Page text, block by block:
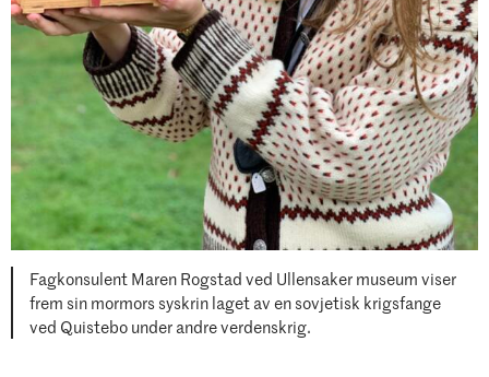
Fagkonsulent Maren Rogstad ved Ullensaker museum viser
frem sin mormors syskrin laget av en sovjetisk krigsfange
ved Quistebo under andre verdenskrig.